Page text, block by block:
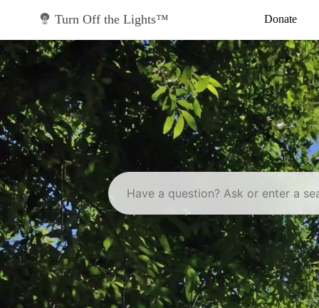
Turn Off the Lights™ Donate